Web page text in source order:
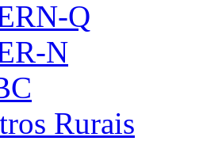
Q
N
Rurais